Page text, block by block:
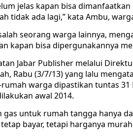
jelas kapan bisa
tidak ada lagi,” kata Ambu,
seorang warga lainnya,
kapan bisa dipergunakannya
Jabar Publisher melalui
Rabu (3/7/13) yang lalu
warga dipastikan tuntas 31
awal 2014.
untuk rumah tangga hanya
bayar, tetapi harganya